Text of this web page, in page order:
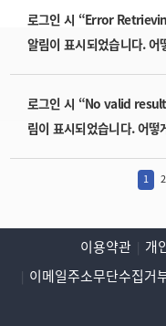
로그인 시 “Error
알림이 표시되었습니다. 어
로그인 시 “No valid
림이 표시되었습니다. 어떻
1 2
이용약관 개
이메일주소무단수집거